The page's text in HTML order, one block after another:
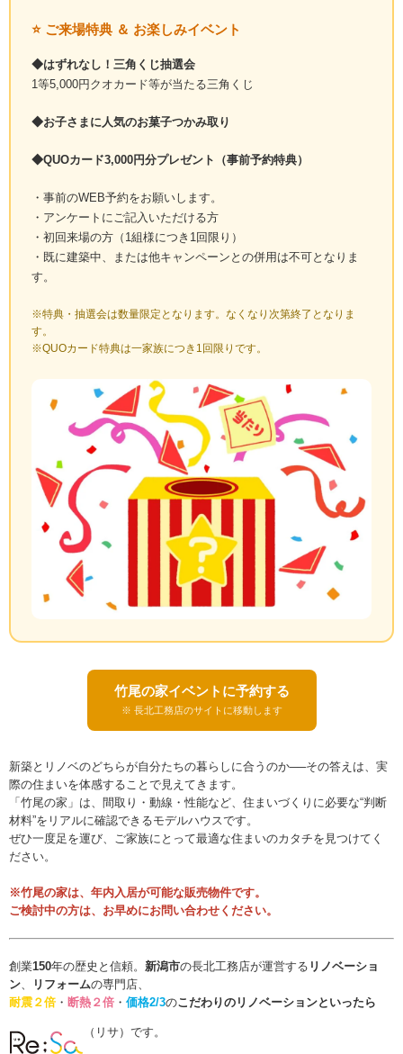
⭐ ご来場特典 ＆ お楽しみイベント
◆はずれなし！三角くじ抽選会
1等5,000円クオカード等が当たる三角くじ
◆お子さまに人気のお菓子つかみ取り
◆QUOカード3,000円分プレゼント（事前予約特典）
・事前のWEB予約をお願いします。
・アンケートにご記入いただける方
・初回来場の方（1組様につき1回限り）
・既に建築中、または他キャンペーンとの併用は不可となりま
す。
※特典・抽選会は数量限定となります。なくなり次第終了となりま
す。
※QUOカード特典は一家族につき1回限りです。
竹尾の家イベントに予約する
※ 長北工務店のサイトに移動します
新築とリノベのどちらが自分たちの暮らしに合うのか──その答えは、実
際の住まいを体感することで見えてきます。
「竹尾の家」は、間取り・動線・性能など、住まいづくりに必要な“判断
材料”をリアルに確認できるモデルハウスです。
ぜひ一度足を運び、ご家族にとって最適な住まいのカタチを見つけてく
ださい。
※竹尾の家は、 年内入居が可能な販売物件です。
ご検討中の方は、お早めにお問い合わせください。
創業150年の歴史と信頼。 新潟市の長北工務店が運営する リノベーショ
ン
リフォームの専門店、
耐震２倍 ・ 断熱２倍 ・ 価格2/3のこだわりのリノベーションといったら
（リサ）です。